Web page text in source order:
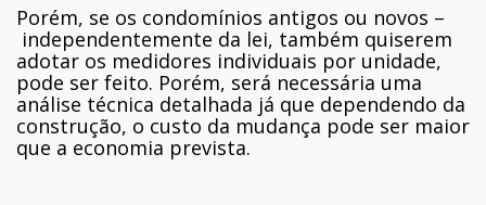
Porém, se os condomínios antigos ou novos –
independentemente da lei, também quiserem
adotar os medidores individuais por unidade,
pode ser feito. Porém, será necessária uma
análise técnica detalhada já que dependendo da
construção, o custo da mudança pode ser maior
que a economia prevista.